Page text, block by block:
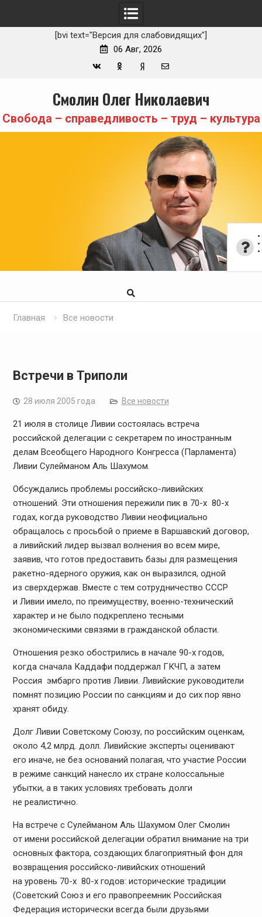
[bvi text="Версия для слабовидящих"]
06 Авг, 2026
Zen
mail
content
Смолин Олег Николаевич
Свобода – справедливость – труд – культура
Главная Все новости
Встречи в Триполи
28 июля 2005 года Все новости
21 июля в столице Ливии состоялась встреча
российской делегации с секретарем по иностранным
делам Всеобщего Народного Конгресса (Парламента)
Ливии Сулейманом Аль Шахумом.
Обсуждались проблемы российско-ливийских
отношений. Эти отношения пережили пик в 70-х  80-х
годах, когда руководство Ливии неофициально
обращалось с просьбой о приеме в Варшавский договор,
а ливийский лидер вызвал волнения во всем мире,
заявив, что готов предоставить базы для размещения
ракетно-ядерного оружия, как он выразился, одной
из сверхдержав. Вместе с тем сотрудничество СССР
и Ливии имело, по преимуществу, военно-технический
характер и не было подкреплено тесными
экономическими связями в гражданской области.
Отношения резко обострились в начале 90-х годов,
когда сначала Каддафи поддержал ГКЧП, а затем
Россия  эмбарго против Ливии. Ливийские руководители
помнят позицию России по санкциям и до сих пор явно
хранят обиду.
Долг Ливии Советскому Союзу, по российским оценкам,
около 4,2 млрд. долл. Ливийские эксперты оценивают
его иначе, не без оснований полагая, что участие России
в режиме санкций нанесло их стране колоссальные
убытки, а в таких условиях требовать долги
не реалистично.
На встрече с Сулейманом Аль Шахумом Олег Смолин
от имени российской делегации обратил внимание на три
основных фактора, создающих благоприятный фон для
возвращения российско-ливийских отношений
на уровень 70-х  80-х годов: исторические традиции
(Советский Союз и его правопреемник Российская
Федерация исторически всегда были друзьями